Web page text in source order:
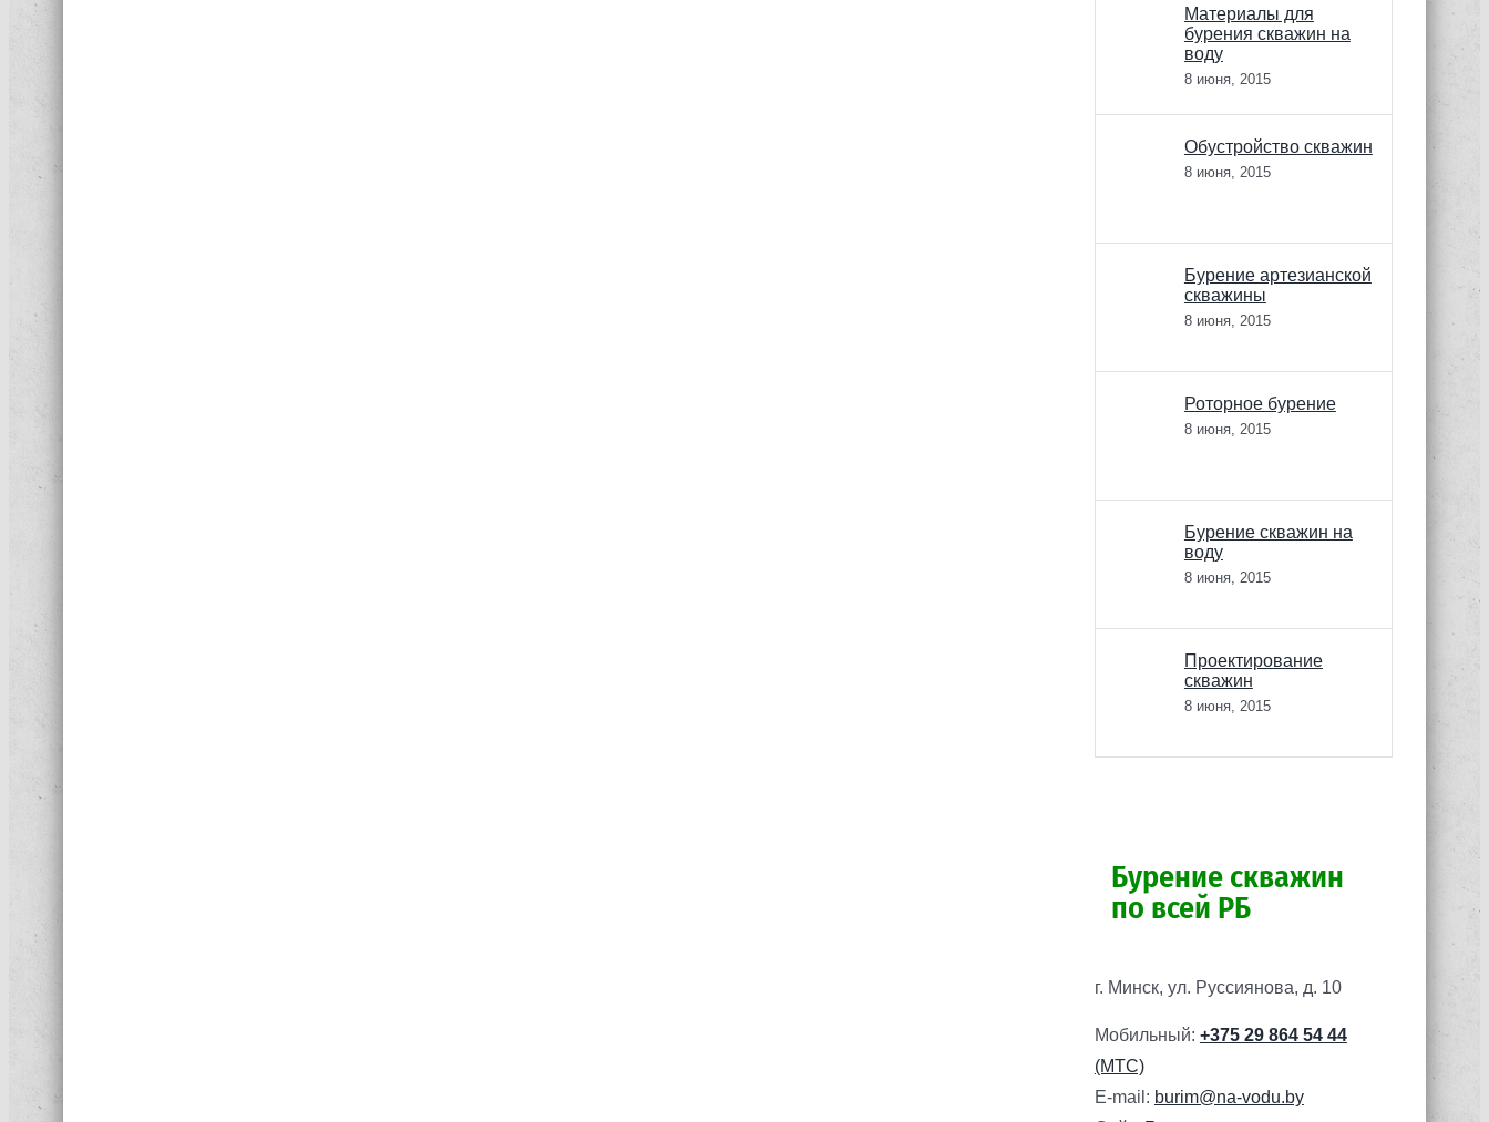
Материалы для
бурения скважин на
воду
8 июня, 2015
Обустройство скважин
8 июня, 2015
Бурение артезианской
скважины
8 июня, 2015
Роторное бурение
8 июня, 2015
Бурение скважин на
воду
8 июня, 2015
Проектирование
скважин
8 июня, 2015
Бурение скважин
по всей РБ
г. Минск, ул. Руссиянова, д. 10
Мобильный: +375 29 864 54 44
(МТС)
E-mail: burim@na-vodu.by